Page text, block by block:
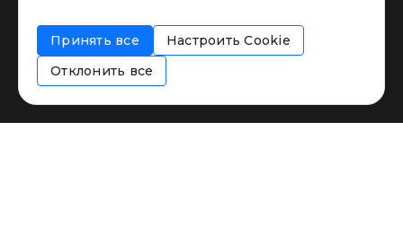
Соглашение об информировании
Политика использования cookies
Принять все
Настроить Cookie
Отклонить все